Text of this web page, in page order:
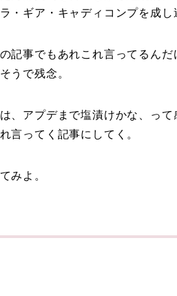
・ギア・キャディコンプを成し
記事でもあれこれ言ってるん
うで残念。
、アプデまで塩漬けかな、っ
言ってく記事にしてく。
みよ。